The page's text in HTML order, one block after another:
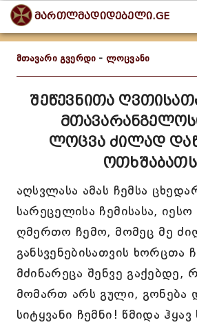
მართლმადიდებელი.GE
მთავარი გვერდი - ლოცვანი
შეწევნითა
ლოცვა ძილად
აღსვლასა ამას ჩემსა
სარეცელისა ჩემისასა,
ღმერთო ჩემო, მომეც მე
განსვენებისათვის ხორცთა
მძინარეცა შენვე გაქებდე,
მომართ არს გული, გონება
სიტყვანი ჩემნი! წმიდა